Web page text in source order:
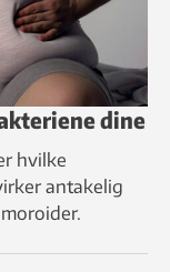
dine
hvilke
antakelig